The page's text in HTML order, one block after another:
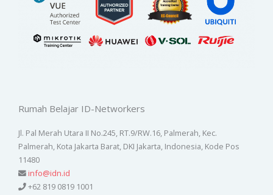
Rumah Belajar ID-Networkers
Jl. Pal Merah Utara II No.245, RT.9/RW.16, Palmerah, Kec.
Palmerah, Kota Jakarta Barat, DKI Jakarta, Indonesia, Kode Pos
11480
info@idn.id
+62 819 0819 1001